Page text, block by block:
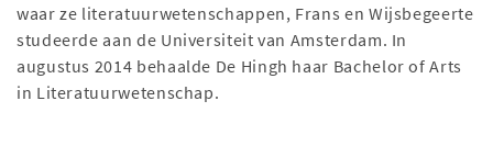
waar ze literatuurwetenschappen, Frans en Wijsbegeerte
studeerde aan de Universiteit van Amsterdam. In
augustus 2014 behaalde De Hingh haar Bachelor of Arts
in Literatuurwetenschap.